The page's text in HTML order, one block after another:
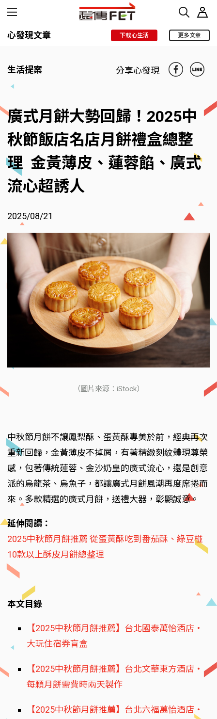
心發現文章 下載心生活 更多文章
生活提案 分享心發現
廣式月餅大勢回歸！2025中
秋節飯店名店月餅禮盒總整
理 金黃薄皮、蓮蓉餡、廣式
流心超誘人
2025/08/21
（圖片來源：iStock）
中秋節月餅不讓鳳梨酥、蛋黃酥專美於前，經典再次
重新回歸，金黃薄皮不掉屑，有著精緻刻紋體現尊榮
感，包著傳統蓮蓉、金沙奶皇的廣式流心，還是創意
派的烏龍茶、烏魚子，都讓廣式月餅風潮再度席捲而
來。多款精選的廣式月餅，送禮大器，彰顯誠意。
延伸閱讀：
2025中秋節月餅推薦 從蛋黃酥吃到番茄酥、綠豆椪
10款以上酥皮月餅總整理
本文目錄
【2025中秋節月餅推薦】台北國泰萬怡酒店‧
大玩住宿券盲盒
【2025中秋節月餅推薦】台北文華東方酒店‧
每顆月餅需費時兩天製作
【2025中秋節月餅推薦】台北六福萬怡酒店‧